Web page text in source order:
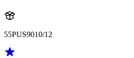
55PUS9010/12